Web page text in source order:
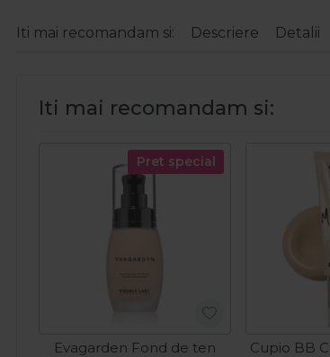
Iti mai recomandam si: Descriere Detalii
Iti mai recomandam si:
Pret special
Evagarden Fond de ten
Cupio BB